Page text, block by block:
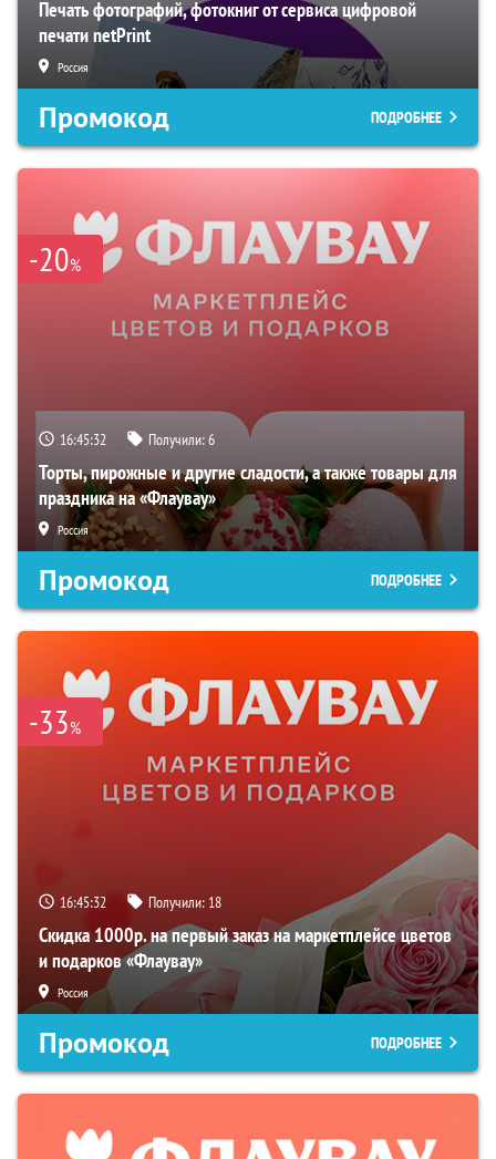
Печать фотографий, фотокниг от сервиса цифровой
печати netPrint
Россия
Промокод ПОДРОБНЕЕ
-20%
16:45:31 Получили:6
Торты, пирожные и другие сладости, а также товары для
праздника на «Флаувау»
Россия
Промокод ПОДРОБНЕЕ
-33%
16:45:31 Получили: 18
Скидка 1000р. на первый заказ на маркетплейсе цветов
и подарков «Флаувау»
Россия
Промокод ПОДРОБНЕЕ